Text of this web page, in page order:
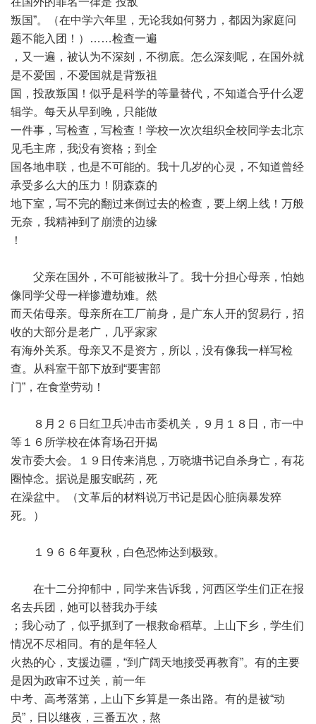
叛国”。（在中学六年里，无论我如何努力，都因为家庭问
题不能入团！）……检查一遍
，又一遍，被认为不深刻，不彻底。怎么深刻呢，在国外就
是不爱国，不爱国就是背叛祖
国，投敌叛国！似乎是科学的等量替代，不知道合乎什么逻
辑学。每天从早到晚，只能做
一件事，写检查，写检查！学校一次次组织全校同学去北京
见毛主席，我没有资格；到全
国各地串联，也是不可能的。我十几岁的心灵，不知道曾经
承受多么大的压力！阴森森的
地下室，写不完的翻过来倒过去的检查，要上纲上线！万般
无奈，我精神到了崩溃的边缘
！
父亲在国外，不可能被揪斗了。我十分担心母亲，怕她
像同学父母一样惨遭劫难。然
而天佑母亲。母亲所在工厂前身，是广东人开的贸易行，招
收的大部分是老广，几乎家家
有海外关系。母亲又不是资方，所以，没有像我一样写检
查。从科室干部下放到“要害部
门”，在食堂劳动！
８月２６日红卫兵冲击市委机关，９月１８日，市一中
等１６所学校在体育场召开揭
发市委大会。１９日传来消息，万晓塘书记自杀身亡，有花
圈悼念。据说是服安眠药，死
在澡盆中。（文革后的材料说万书记是因心脏病暴发猝
死。）
１９６６年夏秋，白色恐怖达到极致。
在十二分抑郁中，同学来告诉我，河西区学生们正在报
名去兵团，她可以替我办手续
；我心动了，似乎抓到了一根救命稻草。上山下乡，学生们
情况不尽相同。有的是年轻人
火热的心，支援边疆，“到广阔天地接受再教育”。有的主要
是因为政审不过关，前一年
中考、高考落第，上山下乡算是一条出路。有的是被“动
员”，日以继夜，三番五次，熬